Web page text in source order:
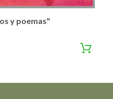
y poemas"